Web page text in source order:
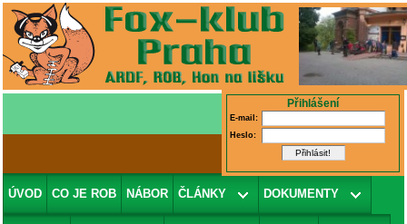
Přihlášení
E-mail:
Heslo:
ÚVOD CO JE ROB NÁBOR ČLÁNKY DOKUMENTY
Fotografie 22/51 (v galerii24.5.2004
Pražský žebříček)